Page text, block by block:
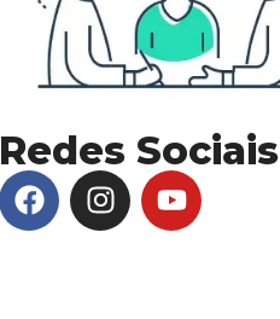
Redes Sociais